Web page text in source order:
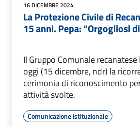
16 DICEMBRE 2024
La Protezione Civile di
15 anni. Pepa: “Orgogliosi
Il Gruppo Comunale
oggi (15 dicembre, ndr) la
cerimonia di riconoscimento
attività svolte.
Comunicazione istituzionale